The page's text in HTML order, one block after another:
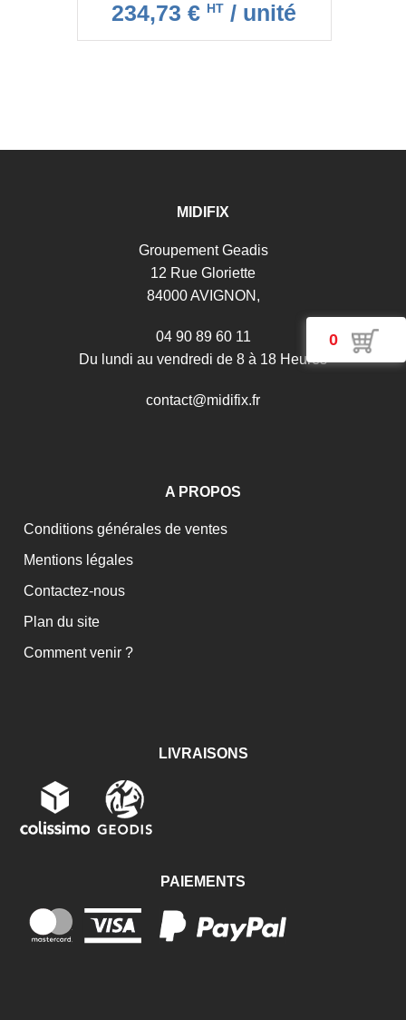
0
234,73 € HT / unité
MIDIFIX
Groupement Geadis
12 Rue Gloriette
84000 AVIGNON,
04 90 89 60 11
Du lundi au vendredi de 8 à 18 Heures
contact@midifix.fr
A PROPOS
Conditions générales de ventes
Mentions légales
Contactez-nous
Plan du site
Comment venir ?
LIVRAISONS
PAIEMENTS